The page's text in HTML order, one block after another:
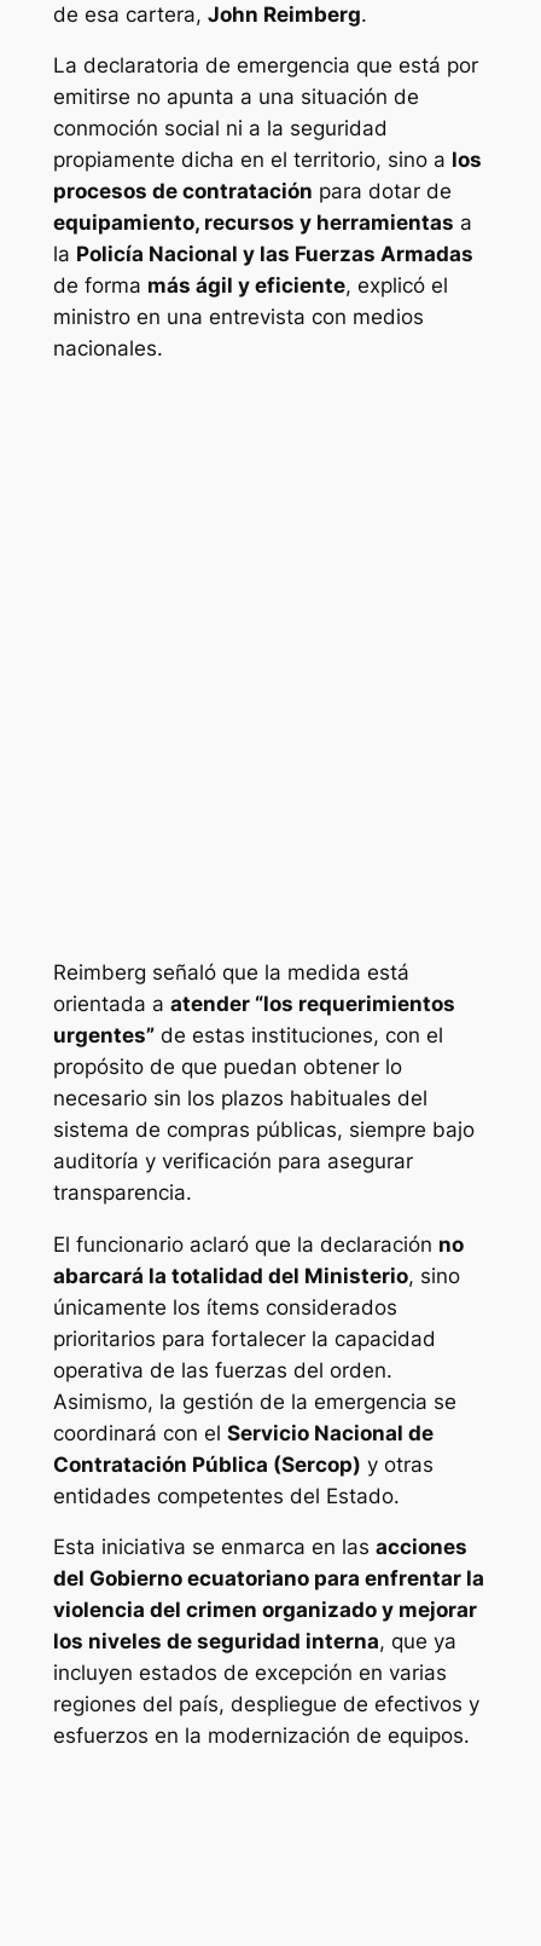
de esa cartera, John Reimberg.
La declaratoria de emergencia que está por
emitirse no apunta a una situación de
conmoción social ni a la seguridad
propiamente dicha en el territorio, sino a los
procesos de contratación para dotar de
equipamiento, recursos y herramientas a
la Policía Nacional y las Fuerzas Armadas
de forma más ágil y eficiente, explicó el
ministro en una entrevista con medios
nacionales.
Reimberg señaló que la medida está
orientada a atender “los requerimientos
urgentes”de estas instituciones, con el
propósito de que puedan obtener lo
necesario sin los plazos habituales del
sistema de compras públicas, siempre bajo
auditoría y verificación para asegurar
transparencia.
El funcionario aclaró que la declaración no
abarcará la totalidad del Ministerio, sino
únicamente los ítems considerados
prioritarios para fortalecer la capacidad
operativa de las fuerzas del orden.
Asimismo, la gestión de la emergencia se
coordinará con el Servicio Nacional de
Contratación Pública (Sercop) y otras
entidades competentes del Estado.
Esta iniciativa se enmarca en las acciones
del Gobierno ecuatoriano para enfrentar la
violencia del crimen organizado y mejorar
los niveles de seguridad interna, que ya
incluyen estados de excepción en varias
regiones del país, despliegue de efectivos y
esfuerzos en la modernización de equipos.